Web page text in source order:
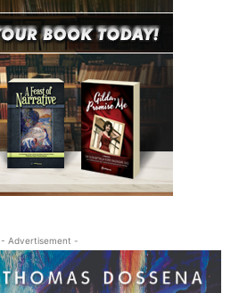
- Advertisement -